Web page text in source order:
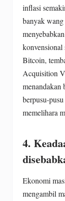
inflasi
banyak
konvensional
Bitcoin,
Acquisition
menandakan
berpusu-
memelihara
4.
Ekonomi
mengambil